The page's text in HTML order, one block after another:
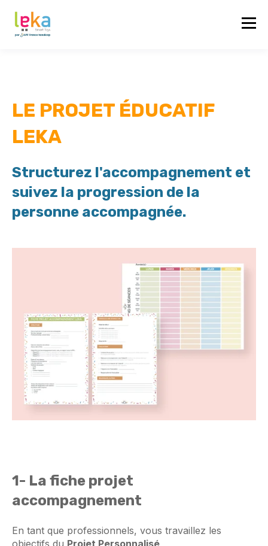
LE PROJET ÉDUCATIF
LEKA
Structurez l'accompagnement et
suivez la progression de la
personne accompagnée.
1- La fiche projet
accompagnement
En tant que professionnels, vous travaillez les